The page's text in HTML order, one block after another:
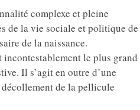
complexe et pleine
de la vie sociale et politique de
de la naissance.
le plus grand
Il s’agit en outre d’une
de la pellicule